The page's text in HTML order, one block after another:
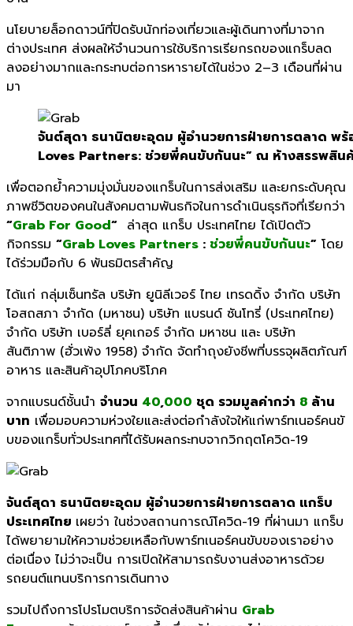
นโยบายล็อกดาวน์ที่ปิดรับนักท่องเที่ยวและผู้เดินทางที่มาจาก
ต่างประเทศ ส่งผลให้จำนวนการใช้บริการเรียกรถของแกร็บลด
ลงอย่างมากและกระทบต่อการหารายได้ในช่วง 2–3 เดือนที่ผ่าน
มา
จันต์สุดา ธนานิตยะอุดม ผู้อํานวยการฝ่ายการตลาด พ
Loves Partners: ช่วยพี่คนขับกันนะ” ณ ห้างสรรพสิน
เพื่อตอกย้ำความมุ่งมั่นของแกร็บในการส่งเสริม และยกระดับคุณ
ภาพชีวิตของคนในสังคมตามพันธกิจในการดำเนินธุรกิจที่เรียกว่า
“Grab For Good“ ล่าสุด แกร็บ ประเทศไทย ได้เปิดตัว
กิจกรรม “Grab Loves Partners : ช่วยพี่คนขับกันนะ” โดย
ได้ร่วมมือกับ 6 พันธมิตรสำคัญ
ได้แก่ กลุ่มเซ็นทรัล บริษัท ยูนิลีเวอร์ ไทย เทรดดิ้ง จํากัด บริษัท
โอสถสภา จำกัด (มหาชน) บริษัท แบรนด์ ซันโทรี่ (ประเทศไทย)
จำกัด บริษัท เบอร์ลี่ ยุคเกอร์ จำกัด มหาชน และ บริษัท
สันติภาพ (ฮั่วเพ้ง 1958) จำกัด จัดทำถุงยังชีพที่บรรจุผลิตภัณฑ์
อาหาร และสินค้าอุปโภคบริโภค
จากแบรนด์ชั้นนำ จำนวน 40,000 ชุด รวมมูลค่ากว่า 8 ล้าน
บาท เพื่อมอบความห่วงใยและส่งต่อกำลังใจให้แก่พาร์ทเนอร์คนขั
บของแกร็บทั่วประเทศที่ได้รับผลกระทบจากวิกฤตโควิด-19
จันต์สุดา ธนานิตยะอุดม ผู้อำนวยการฝ่ายการตลาด แกร็บ
ประเทศไทย เผยว่า ในช่วงสถานการณ์โควิด-19 ที่ผ่านมา แกร็บ
ได้พยายามให้ความช่วยเหลือกับพาร์ทเนอร์คนขับของเราอย่าง
ต่อเนื่อง ไม่ว่าจะเป็น การเปิดให้สามารถรับงานส่งอาหารด้วย
รถยนต์แทนบริการการเดินทาง
รวมไปถึงการโปรโมตบริการจัดส่งสินค้าผ่าน Grab